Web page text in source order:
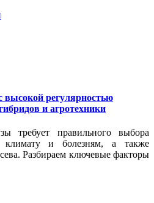
высокой регулярностью
и агротехники
требует правильного выбора
климату и болезням, а также
Разбираем ключевые факторы